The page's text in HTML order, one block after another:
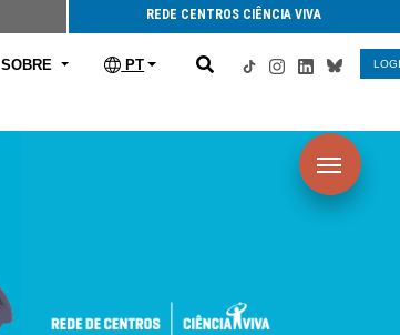
REDE CENTROS CIÊNCIA VIVA
SOBRE PT